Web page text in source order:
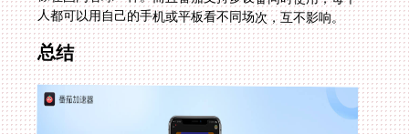
人都可以用自己的手机或平板看不同场次，互不影响。
总结